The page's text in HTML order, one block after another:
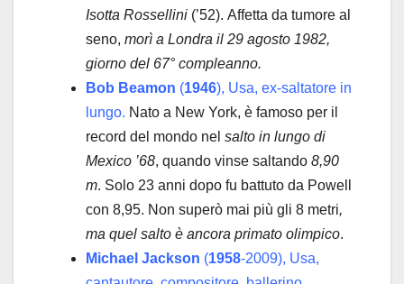
Isotta Rossellini (’52). Affetta da tumore al
seno, morì a Londra il 29 agosto 1982,
giorno del 67° compleanno.
Bob Beamon (1946), Usa, ex-saltatore in
lungo. Nato a New York, è famoso per il
record del mondo nel salto in lungo di
Mexico ’68, quando vinse saltando 8,90
m. Solo 23 anni dopo fu battuto da Powell
con 8,95. Non superò mai più gli 8 metri,
ma quel salto è ancora primato olimpico.
Michael Jackson (1958-2009), Usa,